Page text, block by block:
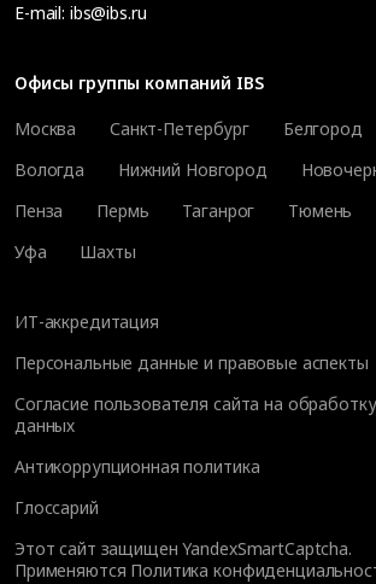
E-mail: ibs@ibs.ru
Офисы группы компаний IBS
Москва
Санкт-Петербург Белгород
Вологда
Нижний Новгород
Пенза
Пермь Таганрог Тюмень
Уфа
Шахты
ИТ-аккредитация
Персональные данные и правовые аспекты
Согласие пользователя сайта на
данных
Антикоррупционная политика
Глоссарий
Этот сайт защищен YandexSmartCaptcha.
Применяются Политика